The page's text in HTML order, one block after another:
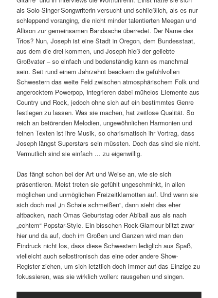
als Solo-Singer-Songwriterin versucht und schließlich, als es nur
schleppend voranging, die nicht minder talentierten Meegan und
Allison zur gemeinsamen Bandsache überredet. Der Name des
Trios? Nun, Joseph ist eine Stadt in Oregon, dem Bundesstaat,
aus dem die drei kommen, und Joseph hieß der geliebte
Großvater – so einfach und bodenständig kann es manchmal
sein. Seit rund einem Jahrzehnt beackern die gefühlvollen
Schwestern das weite Feld zwischen atmosphärischem Folk und
angerocktem Powerpop, integrieren dabei mühelos Elemente aus
Country und Rock, jedoch ohne sich auf ein bestimmtes Genre
festlegen zu lassen. Was sie machen, hat zeitlose Qualität. So
reich an betörenden Melodien, ungewöhnlichen Harmonien und
feinen Texten ist ihre Musik, so charismatisch ihr Vortrag, dass
Joseph längst Superstars sein müssten. Doch das sind sie nicht.
Vermutlich sind sie einfach … zu eigenwillig.
Das fängt schon bei der Art und Weise an, wie sie sich
präsentieren. Meist treten sie gefühlt ungeschminkt, in allen
möglichen und unmöglichen Freizeitklamotten auf. Und wenn sie
sich doch mal „in Schale schmeißen“, dann sieht das eher
altbacken, nach Omas Geburtstag oder Abiball aus als nach
„echtem“ Popstar-Style. Ein bisschen Rock-Glamour blitzt zwar
hier und da auf, doch im Großen und Ganzen wird man den
Eindruck nicht los, dass diese Schwestern lediglich aus Spaß,
vielleicht auch selbstironisch das eine oder andere Show-
Register ziehen, um sich letztlich doch immer auf das Einzige zu
fokussieren, was sie wirklich wollen: rausgehen und singen.